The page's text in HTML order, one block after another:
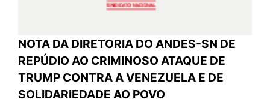
NOTA DA DIRETORIA DO ANDES-SN DE
REPÚDIO AO CRIMINOSO ATAQUE DE
TRUMP CONTRA A VENEZUELA E DE
SOLIDARIEDADE AO POVO